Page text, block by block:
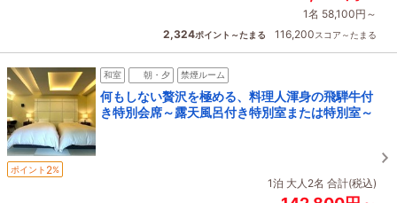
1名 58,100円～
2,324ポイント～たまる 116,200スコア～たまる
和室 朝・夕 禁煙ルーム
何もしない贅沢を極める、料理人渾身の飛騨牛付
き特別会席～露天風呂付き特別室または特別室～
ポイント 2%
1泊 大人2名 合計(税込)